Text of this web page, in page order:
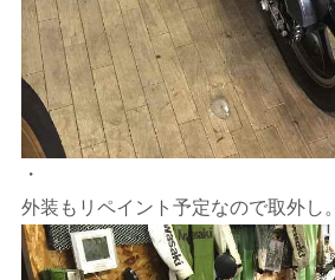
・
外装もリペイント予定なので取外し。